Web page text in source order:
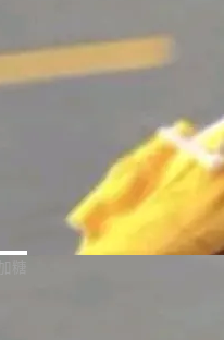
自免费额度，3T 来自 Go...
设备，例如 VisionFive 2、
及 QEMU。 增强了对
编程接口标准的兼容性。
了对 Linux 系统调用的支持，
kqueue 实现）、POSIX 消
。鸿蒙生态的全场景智慧营销
同华为游戏中心，面向游戏行业
，系统呈现了平台在游戏领域
——从IAP高价值用户的全周期
的“买变一体”正循环、再到联
路经营闭环，以及面向全球
局。 华为终端云业务商业化销售
辞中表示，游戏开发者的核心诉
个投放渠道”，而是一套能够持
再添新成员 B850 AORU
X3D处理器玩家，技嘉X3D
来新成员——B850 AORUS
主流高性能平台打造的全新主
ELITE X3D延续技嘉在
技术积累，旨在为游戏玩家带
的装机选择。 B850 AORUS
布：AI 发布专员与 AI 审
天最大的卡点不是 AI 写得不够
太好了。 好到审查排期从两天
糖